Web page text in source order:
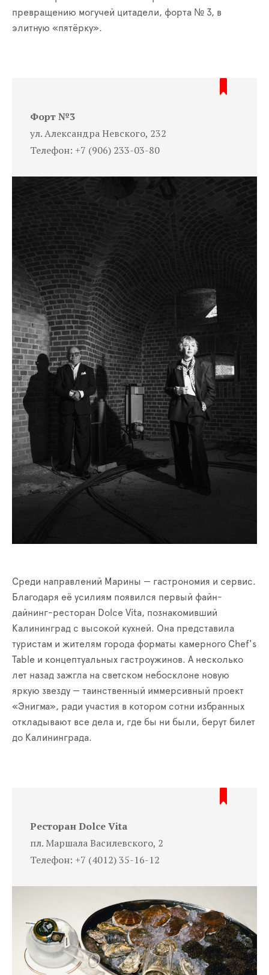
превращению могучей цитадели, форта № 3, в
элитную «пятёрку».
Форт №3
ул. Александра Невского, 232
Телефон: +7 (906) 233-03-80
Среди направлений Марины — гастрономия и сервис.
Благодаря её усилиям появился первый файн-
дайнинг-ресторан Dolce Vita, познакомивший
Калининград с высокой кухней. Она представила
туристам и жителям города форматы камерного Chef's
Table и концептуальных гастроужинов. А несколько
лет назад зажгла на светском небосклоне новую
яркую звезду — таинственный иммерсивный проект
«Энигма», ради участия в котором сотни избранных
откладывают все дела и, где бы ни были, берут билет
до Калининграда.
Ресторан Dolce Vita
пл. Маршала Василевского, 2
Телефон: +7 (4012) 35-16-12